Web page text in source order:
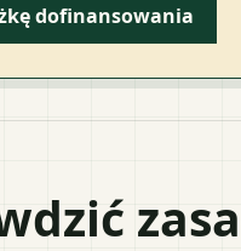
dofinansowania